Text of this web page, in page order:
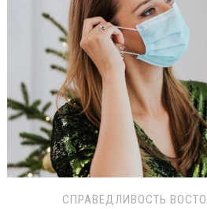
СПРАВЕДЛИВОСТЬ